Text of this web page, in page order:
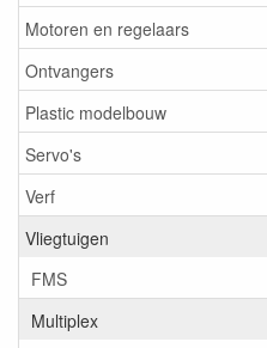
Motoren en regelaars
Ontvangers
Plastic modelbouw
Servo's
Verf
Vliegtuigen
FMS
Multiplex